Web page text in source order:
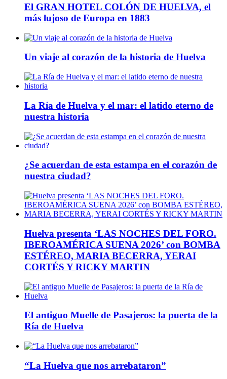
El GRAN HOTEL COLÓN DE HUELVA, el
más lujoso de Europa en 1883
Un viaje al corazón de la historia de Huelva
La Ría de Huelva y el mar: el latido eterno de
nuestra historia
¿Se acuerdan de esta estampa en el corazón de
nuestra ciudad?
Huelva presenta ‘LAS NOCHES DEL FORO.
IBEROAMÉRICA SUENA 2026’ con BOMBA
ESTÉREO, MARIA BECERRA, YERAI
CORTÉS Y RICKY MARTIN
El antiguo Muelle de Pasajeros: la puerta de la
Ría de Huelva
“La Huelva que nos arrebataron”